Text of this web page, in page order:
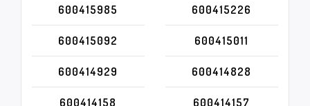
600415985 600415226
600415092 600415011
600414929 600414828
600414158 600414157